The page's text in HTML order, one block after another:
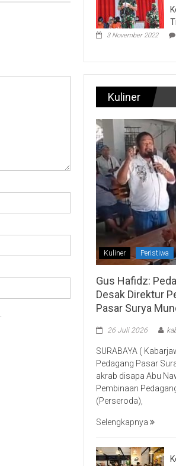
3 November 2022
Kuliner
Kuliner Peristiwa
Gus Hafidz:
Desak Direktur
Pasar Surya
26 Juli 2026
SURABAYA (
Pedagang Pasar
akrab disapa Abu
Pembinaan
(Perseroda),
Selengkapnya